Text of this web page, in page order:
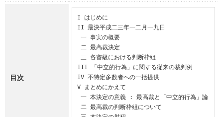
目次
I はじめに
II 最決平成二三年一二月一九日
III 「中立的行為」に関する従来の裁判例
IV 不特定多数者への一括提供
V まとめにかえて